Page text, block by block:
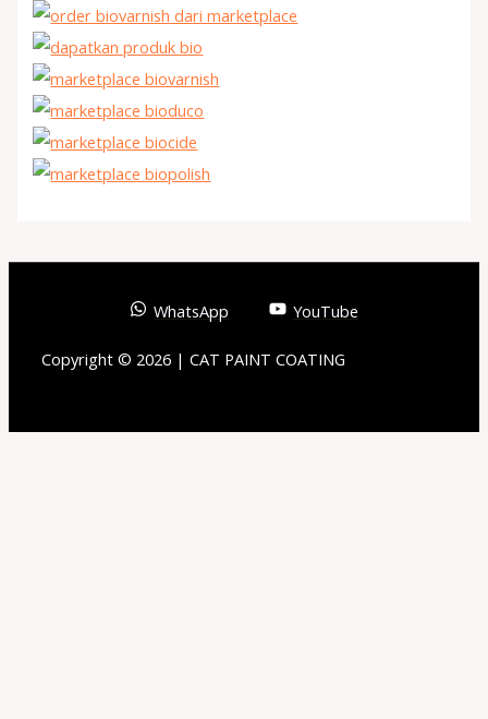
WhatsApp YouTube
Copyright © 2026 | CAT PAINT COATING